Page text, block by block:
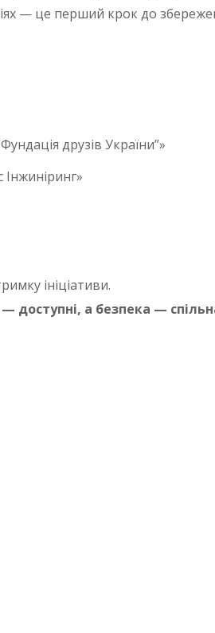
— це перший крок до
друзів України”»
ініціативи.
доступні, а безпека —